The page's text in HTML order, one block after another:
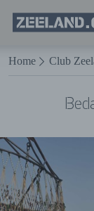
Naar hoofdinhoud
Homepage
Zeeland.com
Home Club